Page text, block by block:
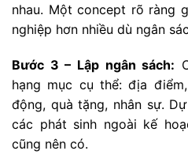
nhau. Một concept rõ ràng
nghiệp hơn nhiều dù ngân
Bước 3 – Lập ngân sách:
hạng mục cụ thể: địa
động, quà tặng, nhân sự.
các phát sinh ngoài kế
cũng nên có.